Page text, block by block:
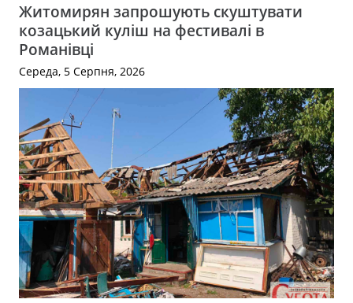
Житомирян запрошують скуштувати
козацький куліш на фестивалі в
Романівці
Середа, 5 Серпня, 2026